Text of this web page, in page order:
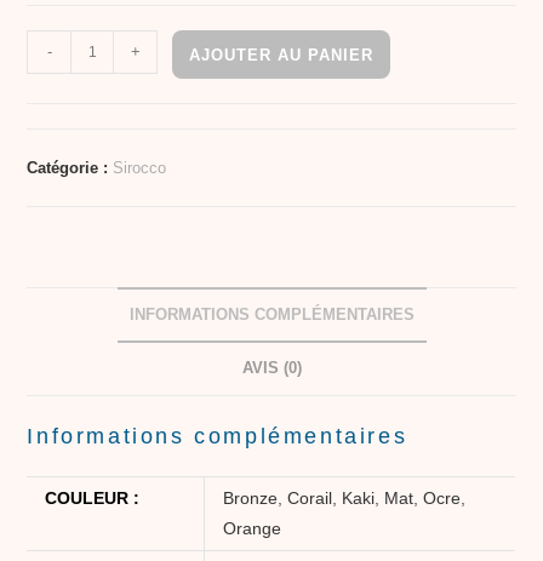
- + AJOUTER AU PANIER
Catégorie : Sirocco
INFORMATIONS COMPLÉMENTAIRES
AVIS (0)
Informations complémentaires
COULEUR : Bronze ,Corail Kaki Mat ,Ocre
Orange